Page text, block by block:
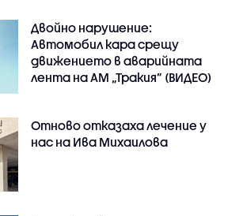
Двойно нарушение:
Автомобил кара срещу
движението в аварийната
лента на АМ „Тракия” (ВИДЕО)
Отново отказаха лечение у
нас на Ива Михаилова